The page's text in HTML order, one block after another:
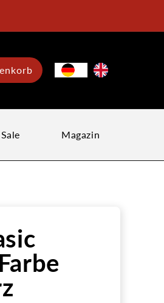
Sale Magazin